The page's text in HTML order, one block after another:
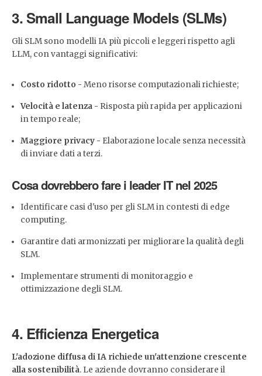
3. Small Language Models (SLMs)
Gli SLM sono modelli IA più piccoli e leggeri rispetto agli
LLM, con vantaggi significativi:
Costo ridotto - Meno risorse computazionali richieste;
Velocità e latenza - Risposta più rapida per applicazioni
in tempo reale;
Maggiore privacy - Elaborazione locale senza necessità
di inviare dati a terzi.
Cosa dovrebbero fare i leader IT nel 2025
Identificare casi d'uso per gli SLM in contesti di edge
computing.
Garantire dati armonizzati per migliorare la qualità degli
SLM.
Implementare strumenti di monitoraggio e
ottimizzazione degli SLM.
4. Efficienza Energetica
L'adozione diffusa di IA richiede un'attenzione crescente
alla sostenibilità. Le aziende dovranno considerare il